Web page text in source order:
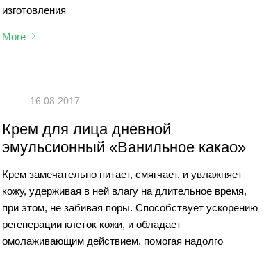
изготовления
More
16.08.2017
Крем для лица дневной
эмульсионный «Ванильное какао»
Крем замечательно питает, смягчает, и увлажняет
кожу, удерживая в ней влагу на длительное время,
при этом, не забивая поры. Способствует ускорению
регенерации клеток кожи, и обладает
омолаживающим действием, помогая надолго